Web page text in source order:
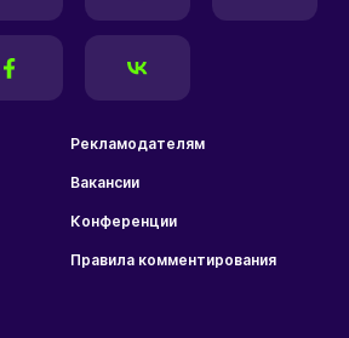
Рекламодателям
Вакансии
Конференции
Правила комментирования